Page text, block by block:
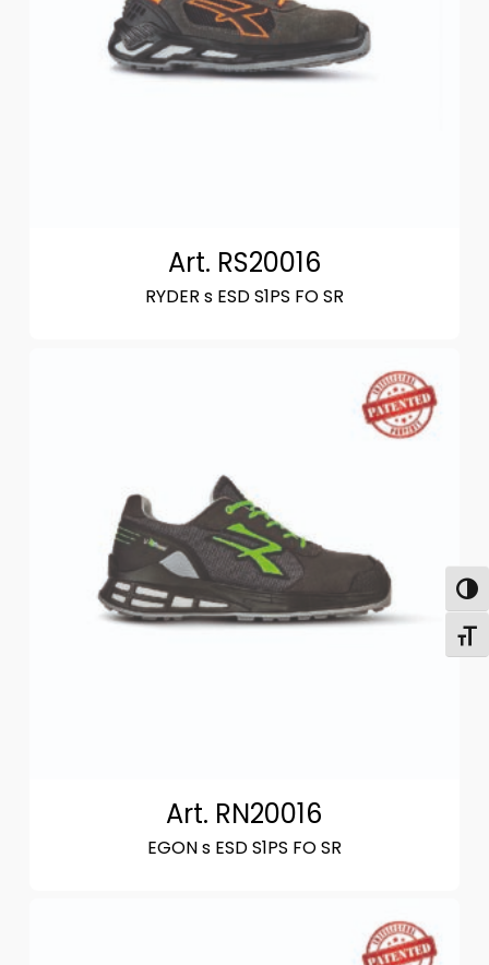
Art. RS20016
RYDER s ESD S1PS FO SR
Art. RN20016
EGON s ESD S1PS FO SR